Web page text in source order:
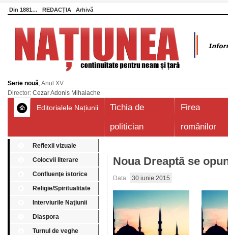
Din 1881… REDACȚIA Arhivă
Serie nouă, Anul XV
Director: Cezar Adonis Mihalache
Editorialele Națiunii
Tichia de
politician
Firea
românilor
Reflexii vizuale
Colocvii literare
Confluenţe istorice
Religie/Spiritualitate
Interviurile Naţiunii
Diaspora
Turnul de veghe
Noua Dreaptă se
Data: 30 iunie 2015